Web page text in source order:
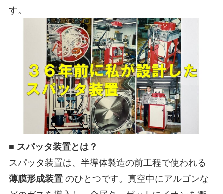
す。
■ スパッタ装置とは？
スパッタ装置は、半導体製造の前工程で使われる
薄膜形成装置のひとつです。真空中にアルゴンな